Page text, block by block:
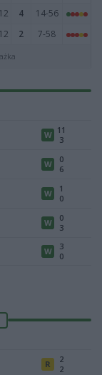
12 4
14-56
12 2 7-58
W 11
3
W
0
6
W
1
0
W
0
3
W
3
0
R
2
2